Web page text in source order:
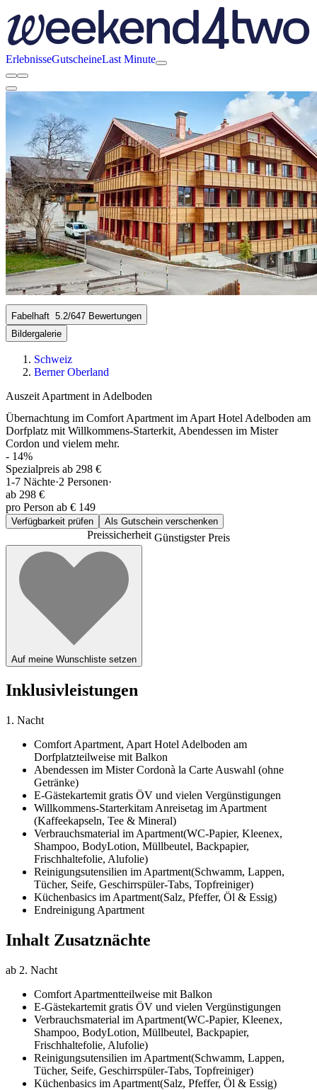
ErlebnisseGutscheineLast Minute
Fabelhaft 5.2/647 Bewertungen
Bildergalerie
Schweiz
Berner Oberland
Auszeit Apartment in Adelboden
Übernachtung im Comfort Apartment im Apart Hotel Adelboden am
Dorfplatz mit Willkommens-Starterkit, Abendessen im Mister
Cordon und vielem mehr.
- 14%
Spezialpreis ab 298 €
1-7 Nächte·2 Personen·
ab 298 €
pro Person ab € 149
Verfügbarkeit prüfen Als Gutschein verschenken
PreissicherheitGünstigster Preis
Auf meine Wunschliste setzen
Inklusivleistungen
1. Nacht
Comfort Apartment, Apart Hotel Adelboden am
Dorfplatzteilweise mit Balkon
Abendessen im Mister Cordonà la Carte Auswahl (ohne
Getränke)
E-Gästekartemit gratis ÖV und vielen Vergünstigungen
Willkommens-Starterkitam Anreisetag im Apartment
(Kaffeekapseln, Tee & Mineral)
Verbrauchsmaterial im Apartment(WC-Papier, Kleenex,
Shampoo, BodyLotion, Müllbeutel, Backpapier,
Frischhaltefolie, Alufolie)
Reinigungsutensilien im Apartment(Schwamm, Lappen,
Tücher, Seife, Geschirrspüler-Tabs, Topfreiniger)
Küchenbasics im Apartment(Salz, Pfeffer, Öl & Essig)
Endreinigung Apartment
Inhalt Zusatznächte
ab 2. Nacht
Comfort Apartmentteilweise mit Balkon
E-Gästekartemit gratis ÖV und vielen Vergünstigungen
Verbrauchsmaterial im Apartment(WC-Papier, Kleenex,
Shampoo, BodyLotion, Müllbeutel, Backpapier,
Frischhaltefolie, Alufolie)
Reinigungsutensilien im Apartment(Schwamm, Lappen,
Tücher, Seife, Geschirrspüler-Tabs, Topfreiniger)
Küchenbasics im Apartment(Salz, Pfeffer, Öl & Essig)